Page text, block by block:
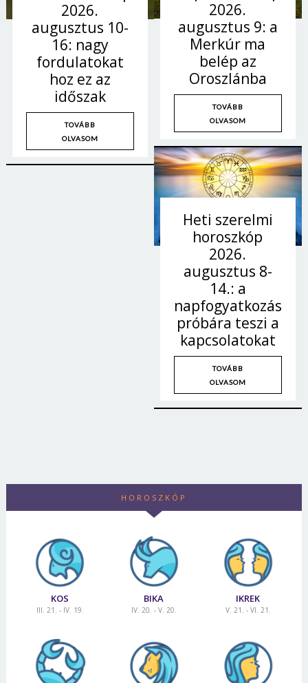
2026.
augusztus 10-
16: nagy
fordulatokat
hoz ez az
időszak
TOVÁBB
OLVASOM
2026.
augusztus 9: a
Merkúr ma
belép az
Oroszlánba
TOVÁBB
OLVASOM
Heti szerelmi
horoszkóp
2026.
augusztus 8-
14.: a
napfogyatkozás
próbára teszi a
kapcsolatokat
TOVÁBB
OLVASOM
HOROSZKÓP
KOS
III. 21. - IV. 19.
BIKA
IV. 20. - V. 20.
IKREK
V. 21. - VI. 21.